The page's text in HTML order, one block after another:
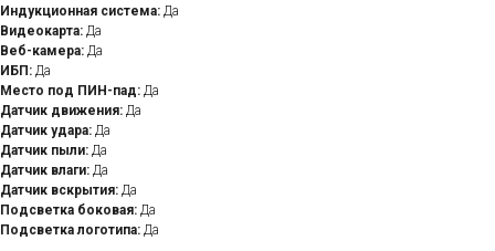
Индукционная система: Да
Видеокарта: Да
Веб-камера: Да
ИБП: Да
Место под ПИН-пад: Да
Датчик движения: Да
Датчик удара: Да
Датчик пыли: Да
Датчик влаги: Да
Датчик вскрытия: Да
Подсветка боковая: Да
Подсветка логотипа: Да